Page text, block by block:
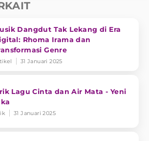
Dangdut Tak Lekang di Era
Rhoma Irama dan
Genre
31 Januari 2025
Lagu Cinta dan Air Mata - Yeni
31 Januari 2025